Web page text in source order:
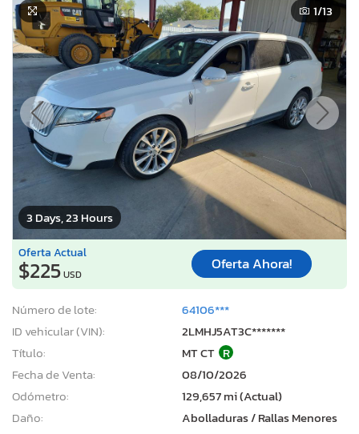
3 Days, 23 Hours
1/13
Oferta Actual
$225USD
Oferta Ahora!
Número de lote:
64106***
ID vehicular (VIN):
2LMHJ5AT3C*******
Título:
MT CT R
Fecha de Venta:
08/10/2026
Odómetro:
129,657 mi (Actual)
Daño:
Abolladuras / Rallas Menores